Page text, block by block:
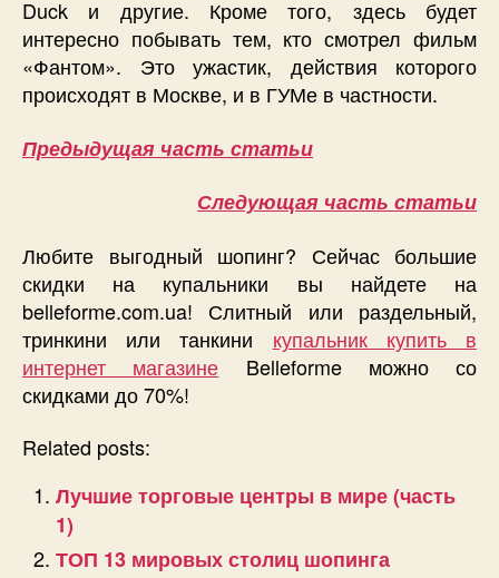
Duck и другие. Кроме того, здесь будет
интересно побывать тем, кто смотрел фильм
«Фантом». Это ужастик, действия которого
происходят в Москве, и в ГУМе в частности.
Предыдущая часть статьи
Следующая часть статьи
Любите выгодный шопинг? Сейчас большие
скидки на купальники вы найдете на
belleforme.com.ua! Слитный или раздельный,
тринкини или танкини купальник купить в
интернет магазине Belleforme можно со
скидками до 70%!
Related posts:
Лучшие торговые центры в мире (часть
1)
ТОП 13 мировых столиц шопинга